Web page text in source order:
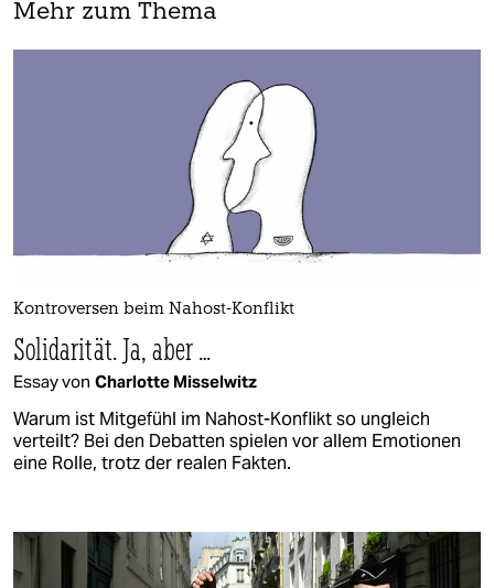
Mehr zum Thema
Kontroversen beim Nahost-Konflikt
Solidarität. Ja, aber …
Essay von Charlotte Misselwitz
Warum ist Mitgefühl im Nahost-Konflikt so ungleich
verteilt? Bei den Debatten spielen vor allem Emotionen
eine Rolle, trotz der realen Fakten.